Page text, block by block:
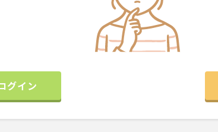
グイン